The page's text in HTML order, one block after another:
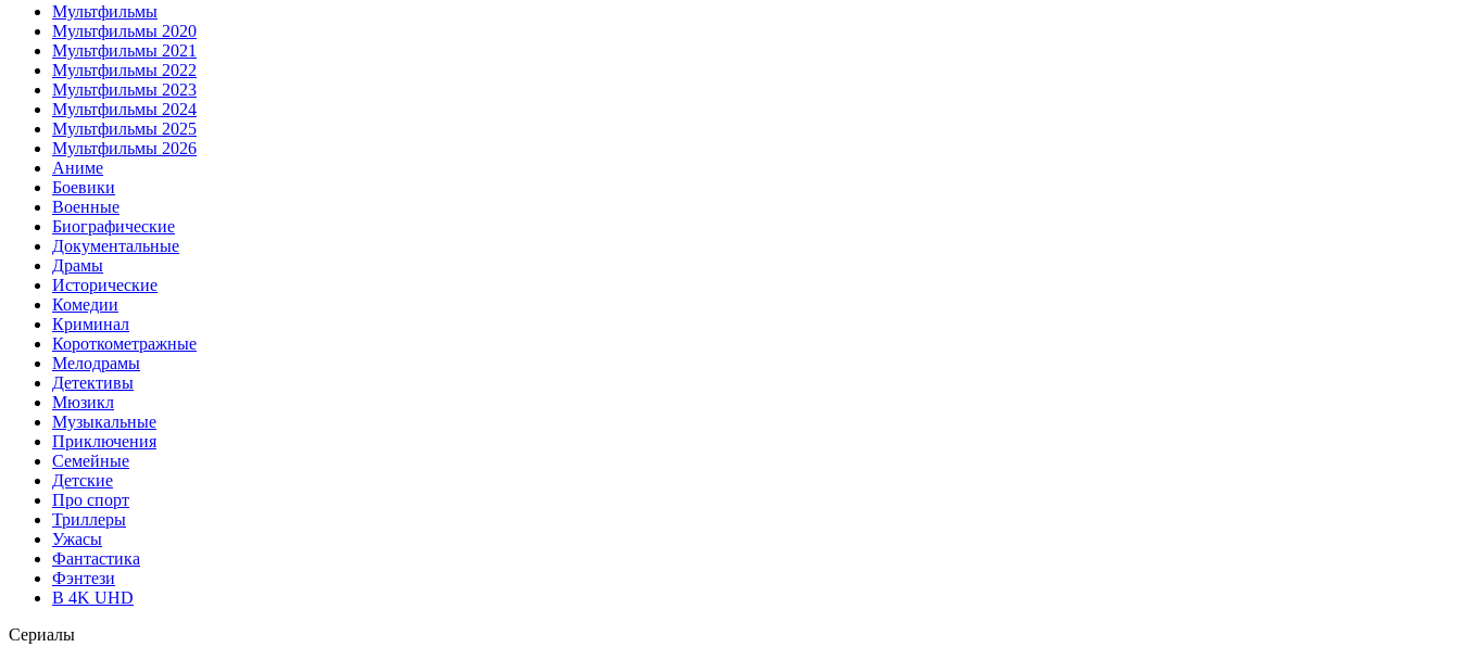
Мультфильмы
Мультфильмы 2020
Мультфильмы 2021
Мультфильмы 2022
Мультфильмы 2023
Мультфильмы 2024
Мультфильмы 2025
Мультфильмы 2026
Аниме
Боевики
Военные
Биографические
Документальные
Драмы
Исторические
Комедии
Криминал
Короткометражные
Мелодрамы
Детективы
Мюзикл
Музыкальные
Приключения
Семейные
Детские
Про спорт
Триллеры
Ужасы
Фантастика
Фэнтези
В 4K UHD
Сериалы